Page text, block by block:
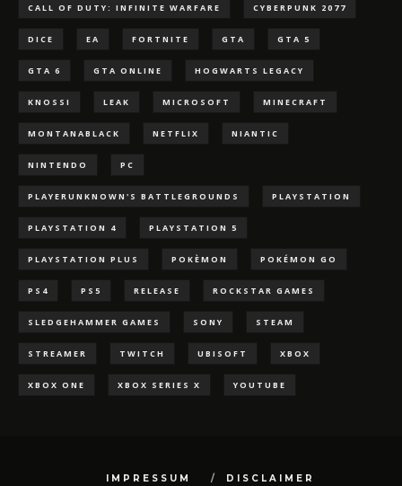
CALL OF DUTY: INFINITE WARFARE CYBERPUNK 2077
DICE EA FORTNITE GTA GTA 5
GTA 6 GTA ONLINE HOGWARTS LEGACY
KNOSSI LEAK MICROSOFT MINECRAFT
MONTANABLACK NETFLIX NIANTIC
NINTENDO PC
PLAYERUNKNOWN'S BATTLEGROUNDS PLAYSTATION
PLAYSTATION 4 PLAYSTATION 5
PLAYSTATION PLUS POKÈMON POKÉMON GO
PS4 PS5 RELEASE ROCKSTAR GAMES
SLEDGEHAMMER GAMES SONY STEAM
STREAMER TWITCH UBISOFT XBOX
XBOX ONE XBOX SERIES X YOUTUBE
IMPRESSUM
DISCLAIMER